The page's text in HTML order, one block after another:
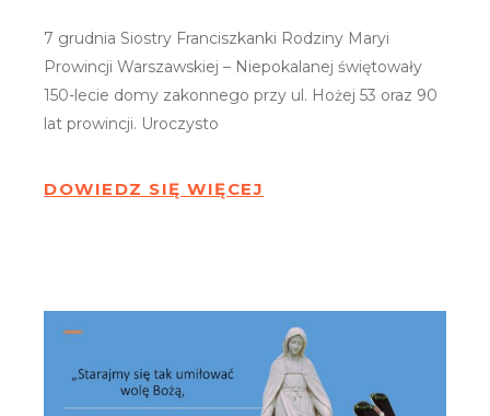
7 grudnia Siostry Franciszkanki Rodziny Maryi
Prowincji Warszawskiej – Niepokalanej świętowały
150-lecie domy zakonnego przy ul. Hożej 53 oraz 90
lat prowincji. Uroczysto
DOWIEDZ SIĘ WIĘCEJ